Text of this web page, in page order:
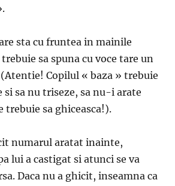
sta cu fruntea in mainile
sa spuna cu voce tare un
Copilul « baza » trebuie
si sa nu triseze, sa nu-i arate
trebuie sa ghiceasca!).
numarul aratat inainte,
lui a castigat si atunci se va
Daca nu a ghicit, inseamna ca